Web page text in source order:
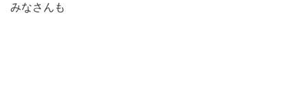
みなさんも